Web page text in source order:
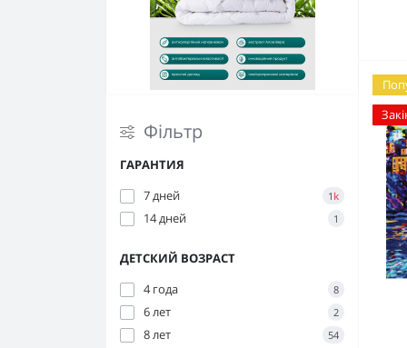
Розвиток та творчість (2045)
Скарбнички (12)
Шахи шашки і нарди (4)
Фільтр
ГАРАНТИЯ
7 дней
1 k
14 дней 1
ДЕТСКИЙ ВОЗРАСТ
4 года
8
6 лет 2
8 лет 54